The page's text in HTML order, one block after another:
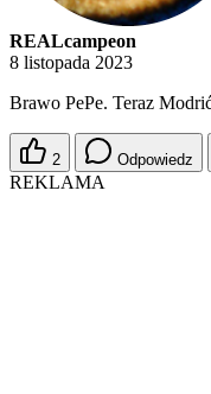
REALcampeon
8 listopada 2023
Brawo PePe. Teraz
2 Odpowiedz
REKLAMA